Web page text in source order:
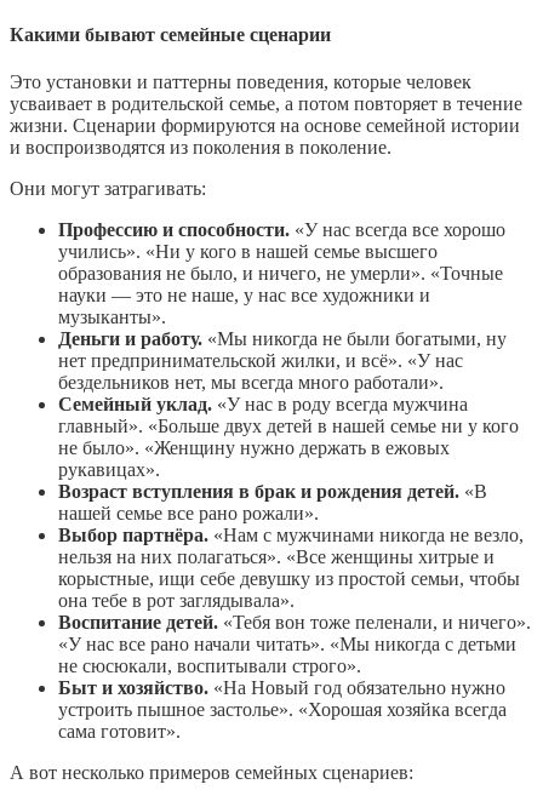
Какими бывают семейные сценарии
Это установки и паттерны поведения, которые человек
усваивает в родительской семье, а потом повторяет в течение
жизни. Сценарии формируются на основе семейной истории
и воспроизводятся из поколения в поколение.
Они могут затрагивать:
Профессию и способности. «У нас всегда все хорошо
учились». «Ни у кого в нашей семье высшего
образования не было, и ничего, не умерли». «Точные
науки — это не наше, у нас все художники и
музыканты».
Деньги и работу. «Мы никогда не были богатыми, ну
нет предпринимательской жилки, и всё». «У нас
бездельников нет, мы всегда много работали».
Семейный уклад. «У нас в роду всегда мужчина
главный». «Больше двух детей в нашей семье ни у кого
не было». «Женщину нужно держать в ежовых
рукавицах».
Возраст вступления в брак и рождения детей. «В
нашей семье все рано рожали».
Выбор партнёра. «Нам с мужчинами никогда не везло,
нельзя на них полагаться». «Все женщины хитрые и
корыстные, ищи себе девушку из простой семьи, чтобы
она тебе в рот заглядывала».
Воспитание детей. «Тебя вон тоже пеленали, и ничего».
«У нас все рано начали читать». «Мы никогда с детьми
не сюсюкали, воспитывали строго».
Быт и хозяйство. «На Новый год обязательно нужно
устроить пышное застолье». «Хорошая хозяйка всегда
сама готовит».
А вот несколько примеров семейных сценариев: